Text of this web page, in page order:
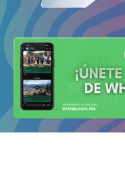
AN Más
Más cerca de ti